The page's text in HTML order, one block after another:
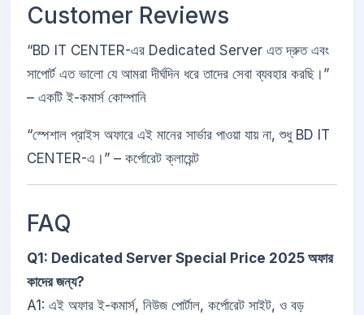
Customer Reviews
“BD IT CENTER-এর Dedicated Server এত দ্রুত এবং
সাপোর্ট এত ভালো যে আমরা দীর্ঘদিন ধরে তাদের সেবা ব্যবহার করছি।”
– একটি ই-কমার্স কোম্পানি
“স্পেশাল প্রাইস অফারে এই মানের সার্ভার পাওয়া যায় না, শুধু BD IT
CENTER-এ।” – কর্পোরেট ক্লায়েন্ট
FAQ
Q1: Dedicated Server Special Price 2025 অফার
কাদের জন্য?
A1: এই অফার ই-কমার্স, নিউজ পোর্টাল, কর্পোরেট সাইট, ও বড়